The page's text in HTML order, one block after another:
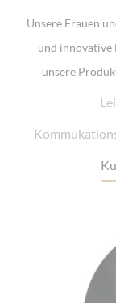
Unsere Frauen
und innovative
unsere